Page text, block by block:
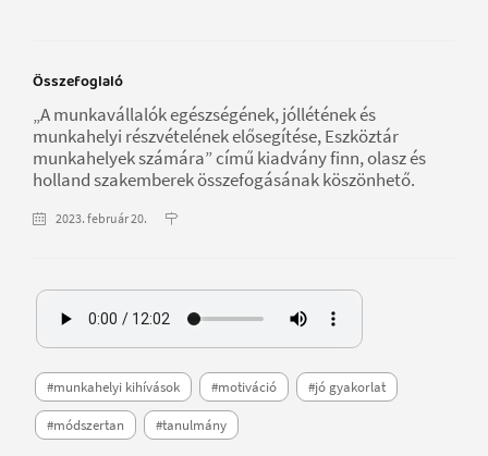
Összefoglaló
„A munkavállalók egészségének, jóllétének és
munkahelyi részvételének elősegítése, Eszköztár
munkahelyek számára” című kiadvány finn, olasz és
holland szakemberek összefogásának köszönhető.
2023. február 20.
#munkahelyi kihívások #motiváció #jó gyakorlat
#módszertan #tanulmány